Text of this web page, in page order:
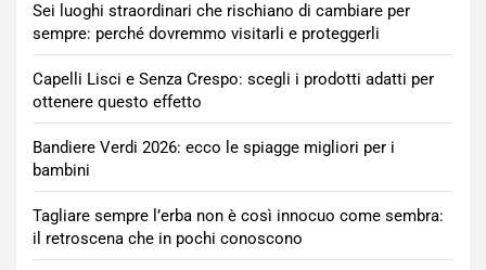
Sei luoghi straordinari che rischiano di cambiare per
sempre: perché dovremmo visitarli e proteggerli
Capelli Lisci e Senza Crespo: scegli i prodotti adatti per
ottenere questo effetto
Bandiere Verdi 2026: ecco le spiagge migliori per i
bambini
Tagliare sempre l’erba non è così innocuo come sembra:
il retroscena che in pochi conoscono